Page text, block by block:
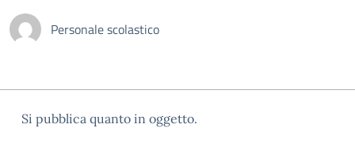
Personale scolastico
Si pubblica quanto in oggetto.